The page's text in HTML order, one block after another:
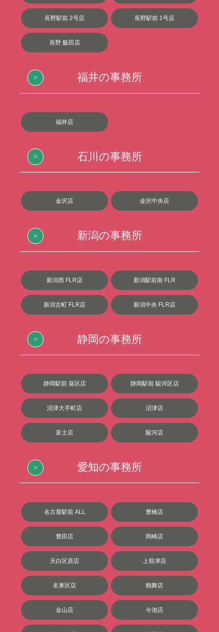
長野駅前 2号店 長野駅前 1号店
長野 飯田店
福井の事務所
福井店
石川の事務所
金沢店 金沢中央店
新潟の事務所
新潟西 FLR店 新潟駅前南 FLR
新潟古町 FLR店 新潟中央 FLR店
静岡の事務所
静岡駅前 葵区店 静岡駅前 駿河区店
沼津大手町店 沼津店
富士店 駿河店
愛知の事務所
名古屋駅前 ALL 豊橋店
豊田店 岡崎店
天白区原店 上前津店
名東区店 鶴舞店
金山店 今池店